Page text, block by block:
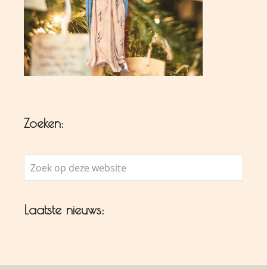
Zoeken:
Zoek
op
website
Laatste nieuws: